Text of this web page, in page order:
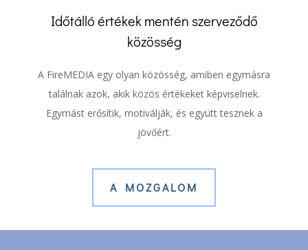
Időtálló értékek mentén szerveződő
közösség
A FireMEDIA egy olyan közösség, amiben egymásra
találnak azok, akik közös értékeket képviselnek.
Egymást erősítik, motiválják, és együtt tesznek a
jövőért.
A MOZGALOM